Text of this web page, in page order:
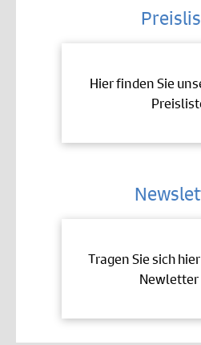
Hier finden Sie
Tragen Sie sich
Newletter